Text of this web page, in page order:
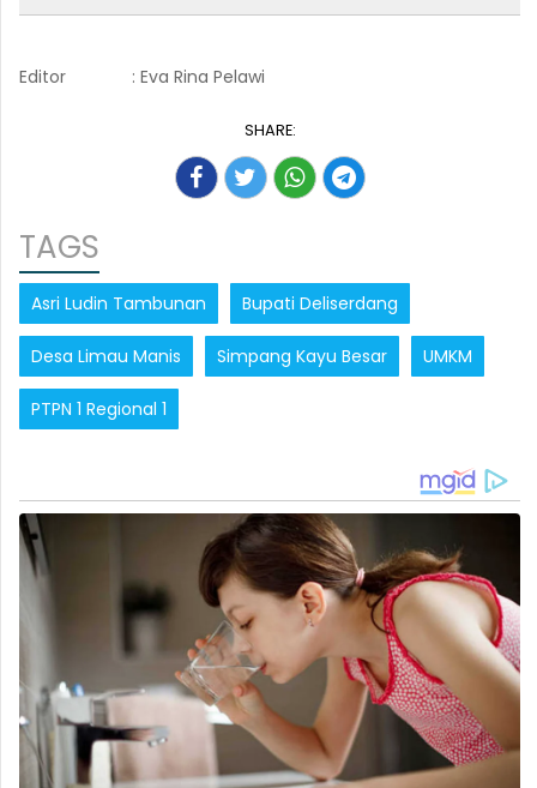
Editor : Eva Rina Pelawi
SHARE:
TAGS
Asri Ludin Tambunan Bupati Deliserdang
Desa Limau Manis Simpang Kayu Besar UMKM
PTPN 1 Regional 1